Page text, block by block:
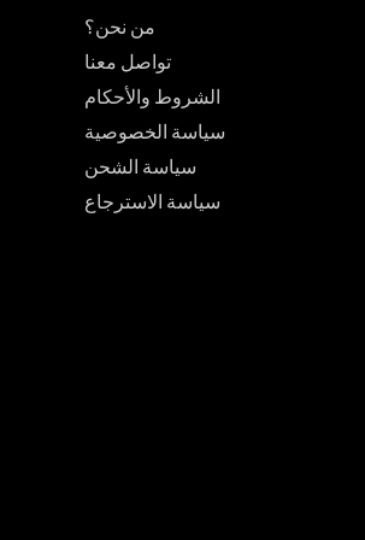
من نحن؟
تواصل معنا
الشروط والأحكام
سياسة الخصوصية
سياسة الشحن
سياسة الاسترجاع